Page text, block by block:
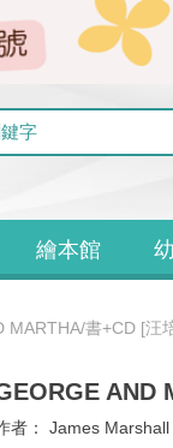
繪本館
MARTHA/書+CD [汪
AND
者： James Marshall